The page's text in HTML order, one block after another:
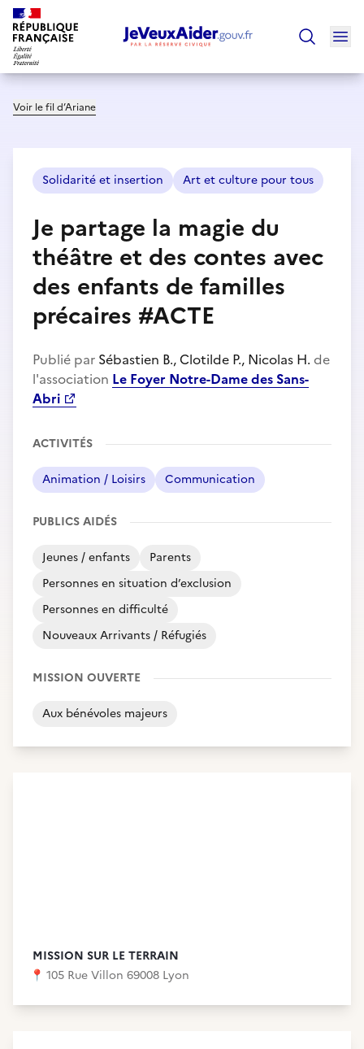
Voir le fil d’Ariane
Solidarité et insertion Art et culture pour tous
Je partage la magie du
théâtre et des contes avec
des enfants de familles
précaires #ACTE
Publié par Sébastien B., Clotilde P., Nicolas H. de
l'association Le Foyer Notre-Dame des Sans-
Abri
ACTIVITÉS
Animation / Loisirs Communication
PUBLICS AIDÉS
Jeunes / enfants
Parents
Personnes en situation d’exclusion
Personnes en difficulté
Nouveaux Arrivants / Réfugiés
MISSION OUVERTE
Aux bénévoles majeurs
MISSION SUR LE TERRAIN
📍 105 Rue Villon 69008 Lyon